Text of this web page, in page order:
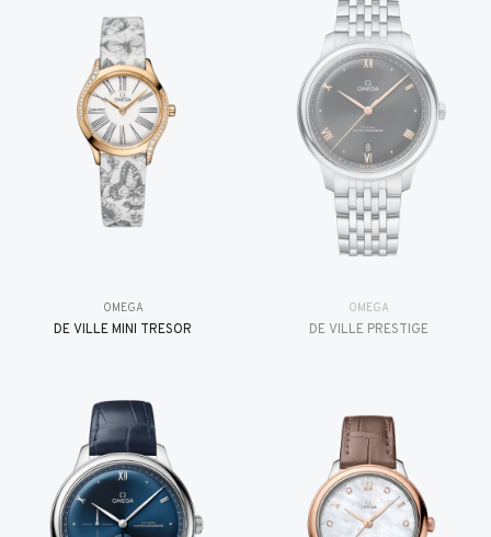
OMEGA
DE VILLE MINI TRÉSOR
OMEGA
DE VILLE PRESTIGE